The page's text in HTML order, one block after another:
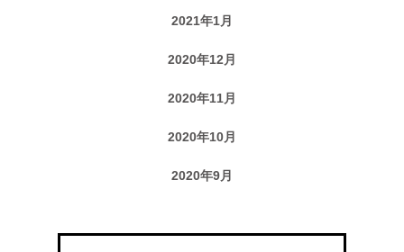
2021年1月
2020年12月
2020年11月
2020年10月
2020年9月